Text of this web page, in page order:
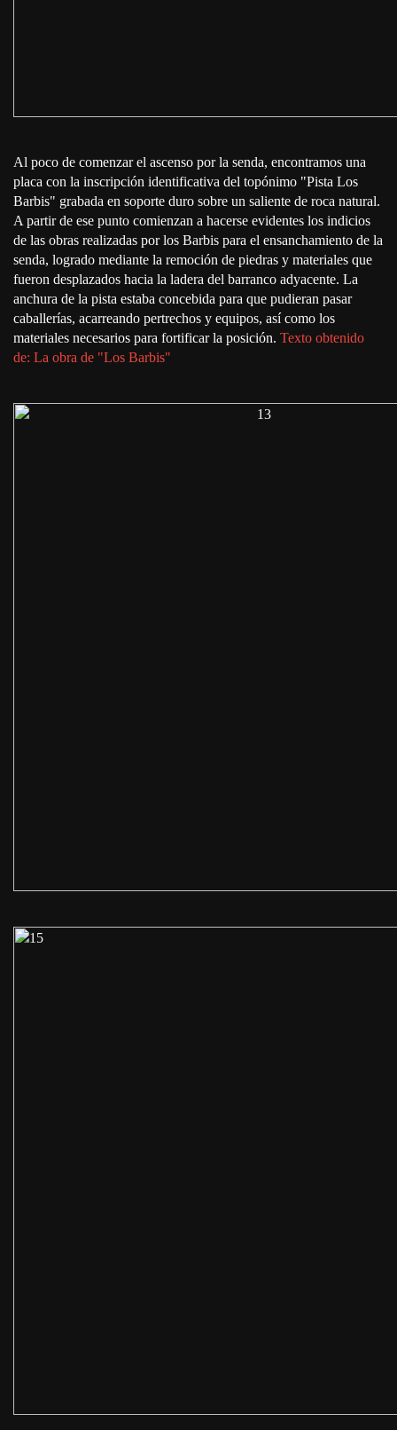
Al poco de comenzar el ascenso por la senda, encontramos una
placa con la inscripción identificativa del topónimo "Pista Los
Barbis" grabada en soporte duro sobre un saliente de roca natural.
A partir de ese punto comienzan a hacerse evidentes los indicios
de las obras realizadas por los Barbis para el ensanchamiento de la
senda, logrado mediante la remoción de piedras y materiales que
fueron desplazados hacia la ladera del barranco adyacente. La
anchura de la pista estaba concebida para que pudieran pasar
caballerías, acarreando pertrechos y equipos, así como los
materiales necesarios para fortificar la posición. Texto obtenido
de: La obra de "Los Barbis"